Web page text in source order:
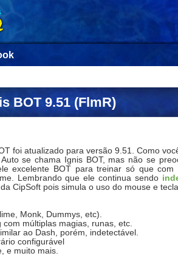
BOT 9.51 (FlmR)
foi atualizado para versão 9.51. Como
se chama Ignis BOT, mas não se
excelente BOT para treinar só que com
Lembrando que ele continua sendo
CipSoft pois simula o uso do mouse e
Monk, Dummys, etc).
múltiplas magias, runas, etc.
ao Dash, porém, indetectável.
configurável
e muito mais.